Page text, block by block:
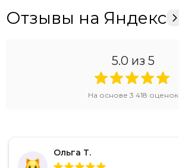
Отзывы на Яндекс
5.0 из 5
На основе 3 418 оценок
Ольга Т.